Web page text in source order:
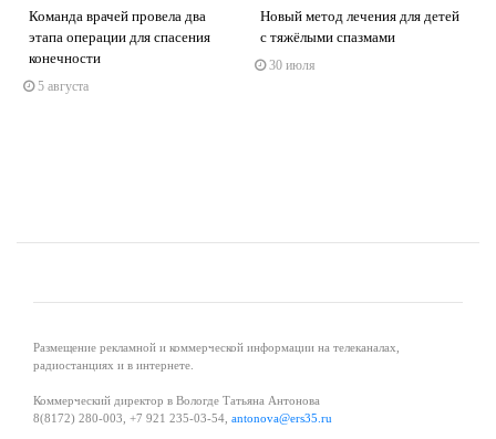
Команда врачей провела два
этапа операции для спасения
конечности
5 августа
Новый метод лечения для детей
с тяжёлыми спазмами
30 июля
Размещение рекламной и коммерческой информации на телеканалах,
радиостанциях и в интернете.
Коммерческий директор в Вологде Татьяна Антонова
8(8172) 280-003, +7 921 235-03-54, antonova@ers35.ru